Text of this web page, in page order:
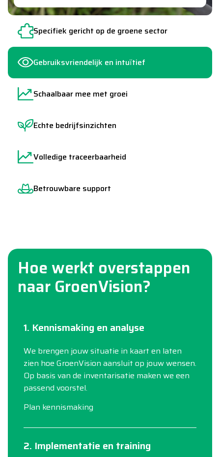
Specifiek gericht op de groene sector
Gebruiksvriendelijk en intuïtief
Schaalbaar mee met groei
Echte bedrijfsinzichten
Volledige traceerbaarheid
Betrouwbare support
Hoe werkt overstappen
naar GroenVision?
1. Kennismaking en analyse
We brengen jouw situatie in kaart en laten
zien hoe GroenVision aansluit op jouw wensen.
Op basis van de inventarisatie maken we een
passend voorstel.
Plan kennismaking
2. Implementatie en training